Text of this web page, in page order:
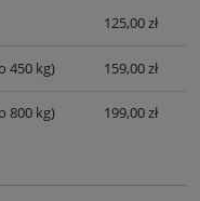
125,00 zł
450 kg) 159,00 zł
800 kg) 199,00 zł